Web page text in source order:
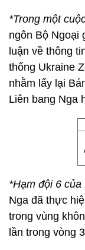
*Trong một
ngôn Bộ Ngoại
luận về thông
thống Ukraine
nhằm lấy lại
Liên bang Nga
*Hạm đội 6 của
Nga đã thực
trong vùng
lần trong vòng